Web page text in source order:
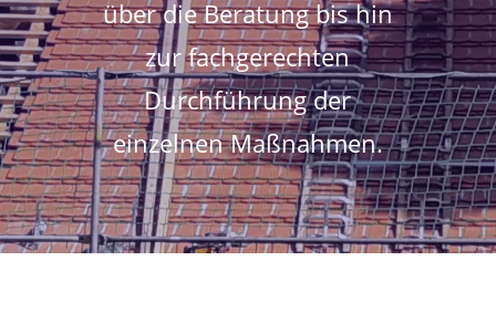
über die Beratung bis hin
zur fachgerechten
Durchführung der
einzelnen Maßnahmen.